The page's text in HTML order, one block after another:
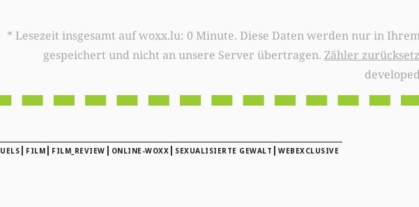
* Lesezeit insgesamt auf woxx.lu: 0 Minute. Diese Daten werden nur in Ihrem Browser
gespeichert und nicht an unsere Server übertragen. Zähler
| FILM | FILM_REVIEW | ONLINE-WOXX | SEXUALISIERTE GEWALT | WEBEXCLUSIVE